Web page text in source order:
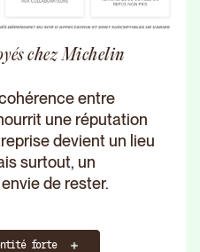
chez Michelin
entre
une réputation
devient un lieu
surtout, un
de rester.
forte